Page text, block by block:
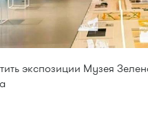
экспозиции Музея